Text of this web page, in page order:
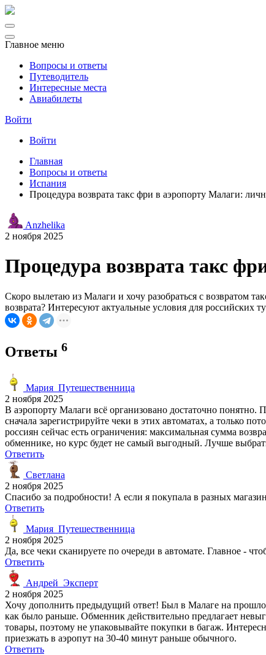
Главное меню
Вопросы и ответы
Путеводитель
Интересные места
Авиабилеты
Войти
Войти
Главная
Вопросы и ответы
Испания
Процедура возврата такс фри в аэропорту Малаги:
Anzhelika
2 ноября 2025
Процедура возврата такс
Скоро вылетаю из Малаги и хочу разобраться с возвратом
возврата? Интересуют актуальные условия для российских
Ответы 6
Мария_Путешественница
2 ноября 2025
В аэропорту Малаги всё организовано достаточно понятно.
сначала зарегистрируйте чеки в этих автоматах, а только
россиян сейчас есть ограничения: максимальная сумма
обменнике, но курс будет не самый выгодный. Лучше
Ответить
Светлана
2 ноября 2025
Спасибо за подробности! А если я покупала в разных
Ответить
Мария_Путешественница
2 ноября 2025
Да, все чеки сканируете по очереди в автомате. Главное -
Ответить
Андрей_Эксперт
2 ноября 2025
Хочу дополнить предыдущий ответ! Был в Малаге на
как было раньше. Обменник действительно предлагает
товары, поэтому не упаковывайте покупки в багаж.
приезжать в аэропут на 30-40 минут раньше обычного.
Ответить